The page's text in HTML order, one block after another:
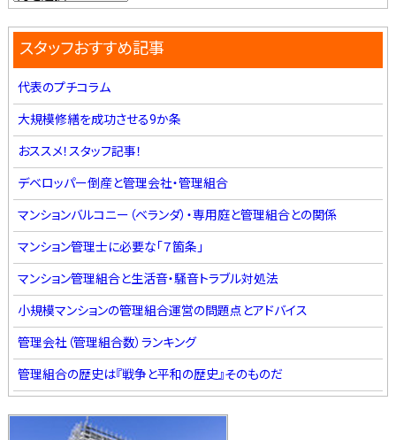
スタッフおすすめ記事
代表のプチコラム
大規模修繕を成功させる9か条
おススメ！スタッフ記事！
デベロッパー倒産と管理会社・管理組合
マンションバルコニー（ベランダ）・専用庭と管理組合との関係
マンション管理士に必要な「７箇条」
マンション管理組合と生活音・騒音トラブル対処法
小規模マンションの管理組合運営の問題点とアドバイス
管理会社（管理組合数）ランキング
管理組合の歴史は『戦争と平和の歴史』そのものだ